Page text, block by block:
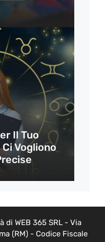
Il Tuo
Vogliono
WEB 365 SRL - Via
(RM) - Codice Fiscale